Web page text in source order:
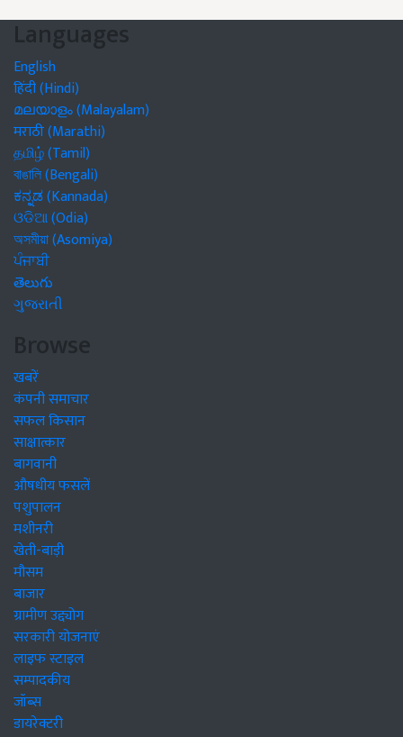
Languages
English
हिंदी (Hindi)
മലയാളം (Malayalam)
मराठी (Marathi)
தமிழ் (Tamil)
বাঙালি (Bengali)
ಕನ್ನಡ (Kannada)
ଓଡିଆ (Odia)
অসমীয়া (Asomiya)
ਪੰਜਾਬੀ
తెలుగు
ગુજરાતી
Browse
खबरें
कंपनी समाचार
सफल किसान
साक्षात्कार
बागवानी
औषधीय फसलें
पशुपालन
मशीनरी
खेती-बाड़ी
मौसम
बाजार
ग्रामीण उद्द्योग
सरकारी योजनाएं
लाइफ स्टाइल
सम्पादकीय
जॉब्स
डायरेक्टरी